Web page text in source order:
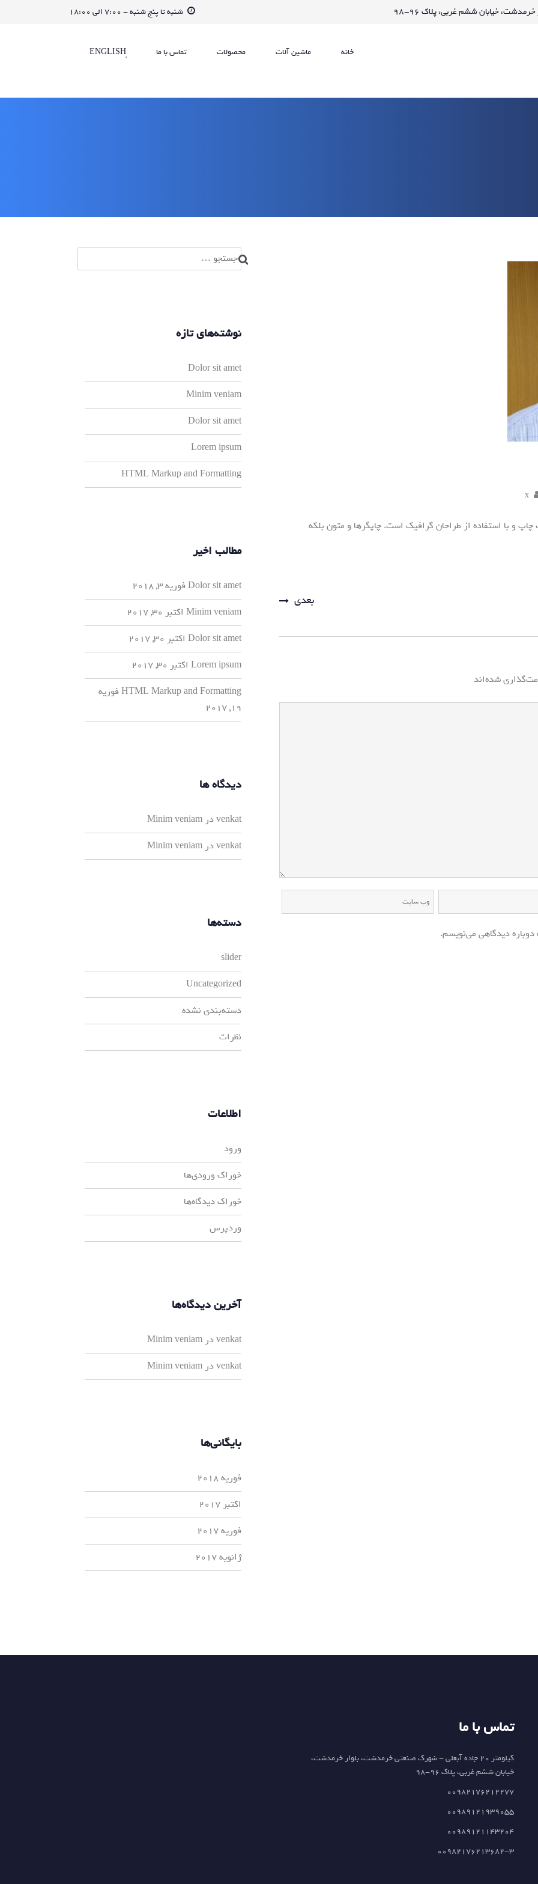
شنبه تا پنج شنبه - 7:00 الی 18:00
خانه ماشین آلات محصولات تماس با ما ٍENGLISH
x
و با استفاده از طراحان گرافیک است. چاپگرها و متون بلکه
بعدی
شده‌اند
دوباره دیدگاهی می‌نویسم.
جستجو
برای:
نوشته‌های تازه
Dolor sit amet
Minim veniam
Dolor sit amet
Lorem ipsum
HTML Markup and Formatting
مطالب اخیر
Dolor sit ametفوریه 3, 2018
Minim veniam اکتبر 30, 2017
Dolor sit amet اکتبر 30, 2017
Lorem ipsum اکتبر 30, 2017
HTML Markup and Formattingفوریه
19, 2017
دیدگاه ها
venkatدر Minim veniam
venkatدر Minim veniam
دسته‌ها
slider
Uncategorized
دسته‌بندی نشده
نظرات
اطلاعات
ورود
خوراک ورودی‌ها
خوراک دیدگاه‌ها
وردپرس
آخرین دیدگاه‌ها
venkatدر Minim veniam
venkatدر Minim veniam
بایگانی‌ها
فوریه 2018
اکتبر 2017
فوریه 2017
ژانویه 2017
تماس با ما
کیلومتر 20 جاده آبعلی - شهرک صنعتی خرمدشت، بلوار خرمدشت،
خیابان ششم غربی، پلاک 96-98
00982176212277
00989121939055
00989121143204
00982176213682-3